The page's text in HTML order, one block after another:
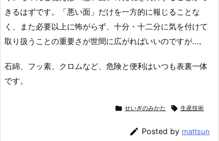
きるはずです。「悪い面」だけを一方的に報じることな
く、また必要以上に怖がらず、十分・十二分に気を付けて
取り扱うことの重要さが世間に広がればいいのですが…。
石綿、フッ素、クロムなど、危険と便利はいつも表裏一体
です。
 せいぎのみかた  生産技術
 Posted by mattsun